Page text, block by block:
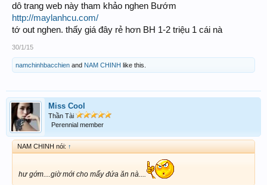
dô trang web này tham khảo nghen Bướm
http://maylanhcu.com/
tớ out nghen. thấy giá đây rẻ hơn BH 1-2 triệu 1 cái nà
30/1/15
namchinhbacchien and NAM CHINH like this.
Miss Cool
Thần Tài
Perennial member
NAM CHINH nói: ↑
hư gớm....giờ mới cho mấy đứa ăn nà....